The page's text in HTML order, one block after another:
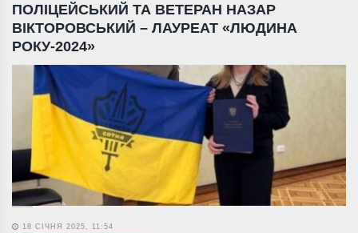
ПОЛІЦЕЙСЬКИЙ ТА ВЕТЕРАН НАЗАР
ВІКТОРОВСЬКИЙ – ЛАУРЕАТ «ЛЮДИНА
РОКУ-2024»
18 СІЧНЯ 2025, 11:54